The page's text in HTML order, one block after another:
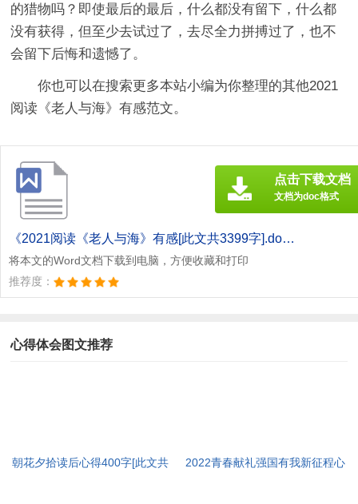
的猎物吗？即使最后的最后，什么都没有留下，什么都
没有获得，但至少去试过了，去尽全力拼搏过了，也不
会留下后悔和遗憾了。
你也可以在搜索更多本站小编为你整理的其他2021
阅读《老人与海》有感范文。
《2021阅读《老人与海》有感[此文共3399字].doc》
将本文的Word文档下载到电脑，方便收藏和打印
推荐度：
点击下载文档
文档为doc格式
心得体会图文推荐
朝花夕拾读后心得400字[此文共
2022青春献礼强国有我新征程心